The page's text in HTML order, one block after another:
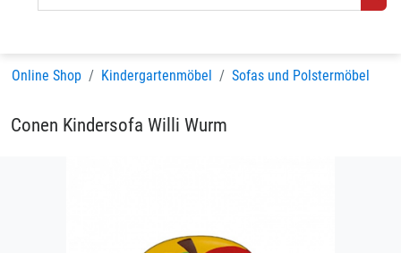
Online Shop Kindergartenmöbel Sofas und Polstermöbel
Conen Kindersofa Willi Wurm